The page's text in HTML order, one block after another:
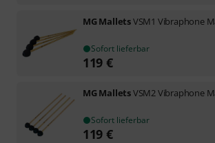
MG MalletsVSM1 Vibraphone
Sofort lieferbar
119 €
MG MalletsVSM2 Vibraphone
Sofort lieferbar
119 €